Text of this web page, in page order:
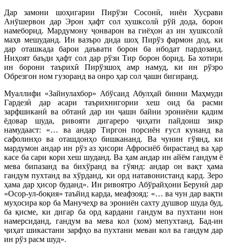
Дар замони шоҳигарии Пирўзи Сосонӣ, ниёи Хусрави
Анўшервон дар Эрон ҳафт сол хушксолӣ рўй дода, борон
намеборид. Мардумону ҷонварон ва гиёҳон аз ин хушксолӣ
маҳв мешуданд. Ин вазъро дида шоҳ Пирўз фармон дод, ки
дар оташкада барои даъвати борон ба ибодат пардозанд.
Ниҳоят баъди ҳафт сол дар рўзи Тир борон борид. Ба хотири
ин борони таърихӣ Пирўзшоҳ амр намуд, ки ин рўзро
Обрезгон ном гузоранд ва онро ҳар сол ҷашн бигиранд.
Муаллифи «Зайнулахбор» Абўсаид Абулҳай бинни Маҳмуди
Гардезӣ дар асари таърихнигории хеш оид ба расми
зарфшиканӣ ва обтанӣ дар ин ҷашн байни эрониёни қадим
ёдовар шуда, ривояти дигареро ҷиҳати пайдоиш зикр
намудааст: «… ва андар Тиргон порсиён ғусл кунанд ва
сафолинҳо ва оташдонҳо бишкананд. Ва чунин гўянд, ки
мардумон андар ин рўз аз ҳисори Афросиёб бирастанд ва ҳар
касе ба сари кори хеш шуданд. Ва ҳам андар ин айём гандум ё
мева бипазанд ва бихўранд ва гўянд: андар он вақт ҳама
гандум пухтанд ва хўрданд, ки орд натавонистанд кард. Зеро
ҳама дар ҳисор буданд». Ин ривоятро Абўрайҳони Берунӣ дар
«Осор-ул-боқия» таъйид карда, меафзояд: «… ва чун дар вақти
муҳосира кор ба Манучеҳр ва эрониён сахту душвор шуда буд,
ба қисме, ки дигар ба орд кардани гандум ва пухтани нон
намерсиданд, гандум ва мева кол (хом) мепухтанд. Бад-ин
ҷиҳат шикастани зарфҳо ва пухтани меваи кол ва гандум дар
ин рўз расм шуд».